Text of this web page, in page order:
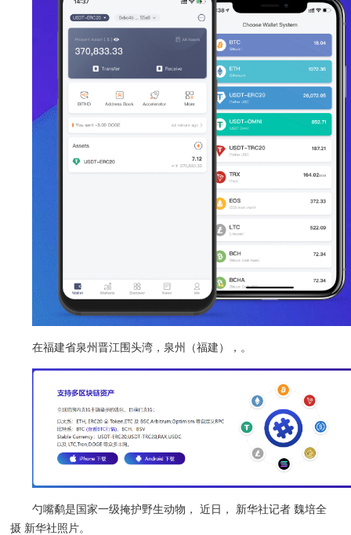
在福建省泉州晋江围头湾，泉州（福建），。
勺嘴鹬是国家一级掩护野生动物， 近日， 新华社记者 魏培全
摄 新华社照片。